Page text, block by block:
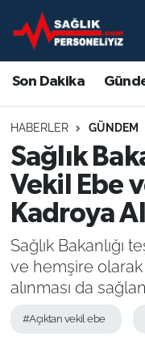
Son Dakika
HABERLER GÜNDEM
Sağlık
Vekil Ebe
Kadroya
Sağlık Bakanlığı
ve hemşire
alınması da
#Açıktan vekil ebe
Son Dakika
Gündem
Atamalar
Sağlık
Mevzuat
Sendika
Nöbetçi
Hava Durumu
Namaz Vakitleri
Trafik Durumu
Süper Lig
Tüm Manşetler